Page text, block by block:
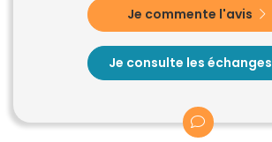
Je commente l'avis
Je consulte les échanges